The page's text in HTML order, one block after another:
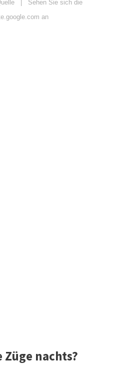
| Sehen Sie sich die
an
nachts?